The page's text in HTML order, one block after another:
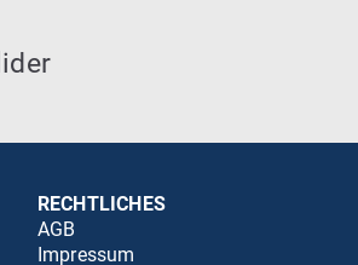
RECHTLICHES
AGB
Impressum